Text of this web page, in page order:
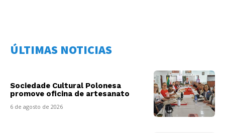
ÚLTIMAS NOTICIAS
Sociedade Cultural Polonesa
promove oficina de artesanato
6 de agosto de 2026